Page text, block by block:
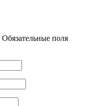
Обязательные поля